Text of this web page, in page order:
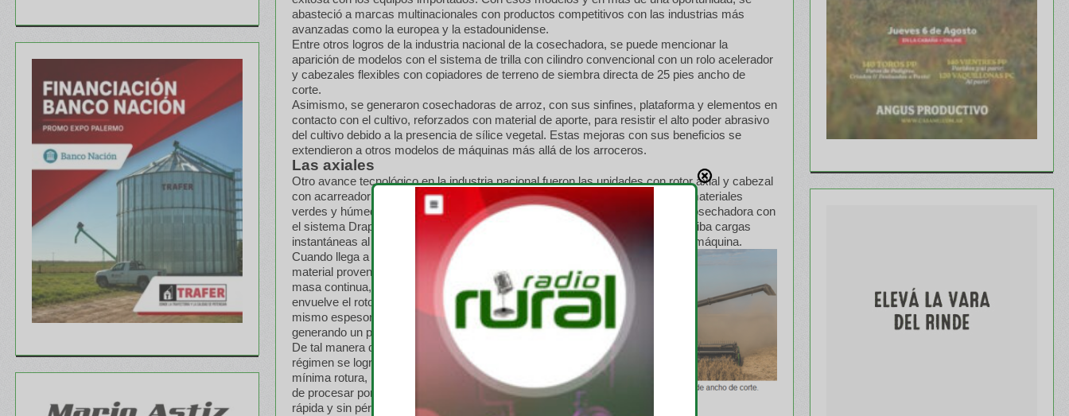
abasteció a marcas multinacionales con productos competitivos con las industrias más
avanzadas como la europea y la estadounidense.
Entre otros logros de la industria nacional de la cosechadora, se puede mencionar la
aparición de modelos con el sistema de trilla con cilindro convencional con un rolo acelerador
y cabezales flexibles con copiadores de terreno de siembra directa de 25 pies ancho de
corte.
Asimismo, se generaron cosechadoras de arroz, con sus sinfines, plataforma y elementos en
contacto con el cultivo, reforzados con material de aporte, para resistir el alto poder abrasivo
del cultivo debido a la presencia de sílice vegetal. Estas mejoras con sus beneficios se
extendieron a otros modelos de máquinas más allá de los arroceros.
Las axiales
Otro avance tecnológico en la industria nacional fueron las unidades con rotor axial y cabezal
con acarreador de lona. En anchos mayores de corte como de 40 pies, ante materiales
verdes y húmedos, se mejoró de manera notable la entrada de material a la cosechadora con
el sistema Draper. En estas circunstancias se evita que el sistema de trilla reciba cargas
instantáneas al propiciar la entrega de material suelto y ordenado dentro de la máquina.
Cuando llega a los órganos de trilla, el
material proveniente del Draper, forma una
masa continua, floja y esponjada que
envuelve el rotor central, con un manto del
mismo espesor y de la misma densidad,
generando un proceso de desgrane suave.
De tal manera que con el rotor a bajo
régimen se logra el mayor desgrane con
mínima rotura, menos granza, y más fácil
de procesar por el sistema de limpieza
rápida y sin pérdidas.